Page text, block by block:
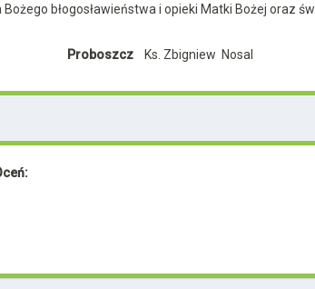
błogosławieństwa i opieki Matki Bożej oraz św.
Proboszcz Ks. Zbigniew Nosal